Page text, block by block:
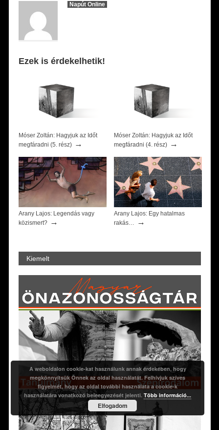
Napút Online
Ezek is érdekelhetik!
Móser Zoltán: Hagyjuk az Időt
megfáradni (5. rész)→
Móser Zoltán: Hagyjuk az Időt
megfáradni (4. rész)→
Arany Lajos: Legendás vagy
közismert?→
Arany Lajos: Egy hatalmas
rakás…
→
Kiemelt
A weboldalon cookie-kat használunk annak érdekében, hogy
megkönnyítsük Önnek az oldal használatát. Felhívjuk szíves
figyelmét, hogy az oldal további használata a cookie-k
használatára vonatkozó beleegyezését jelenti.Több információ...
Elfogadom